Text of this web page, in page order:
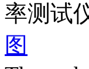
率测试
图